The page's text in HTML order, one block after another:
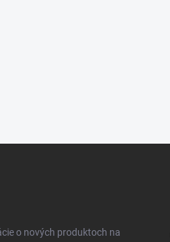
o nových produktoch na